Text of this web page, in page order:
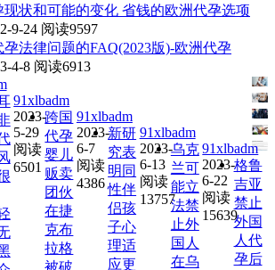
状和可能的变化 省钱的欧洲代孕选项
9-24 阅读9597
法律问题的FAQ(2023版)-欧洲代孕
4-8 阅读6913
91xlbadm
2023-
5-29
阅读
6501
跨国
代孕
婴儿
贩卖
团伙
在捷
克布
拉格
被破
91xlbadm
2023-
6-7
阅读
4386
新研
究表
明同
性伴
侣孩
子心
理适
应更
91xlbadm
2023-
6-13
阅读
13757
乌克
兰可
能立
法禁
止外
国人
在乌
91xlbadm
2023-
6-22
阅读
15639
格鲁
吉亚
禁止
外国
人代
孕后